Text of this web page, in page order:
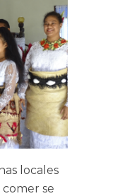
locales
se